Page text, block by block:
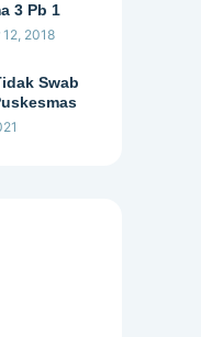
3 Pb 1
2018
Swab